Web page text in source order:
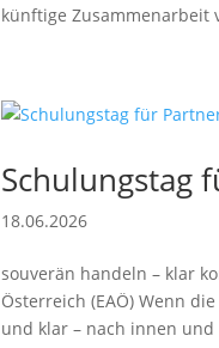
künftige Zusammenarbeit
Schulungstag
18.06.2026
souverän handeln – klar
Österreich (EAÖ) Wenn
und klar – nach innen und